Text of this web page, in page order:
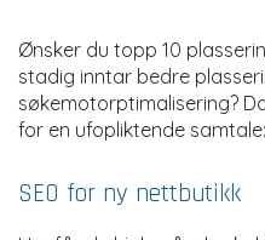
Ønsker du topp 10
stadig inntar bedre
søkemotorptimalisering?
for en ufopliktende samtale:
SEO for ny nettbutikk